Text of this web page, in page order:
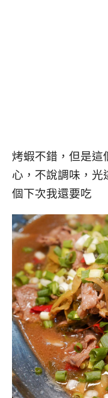
烤蝦不錯，但是這
心，不說調味，光
個下次我還要吃